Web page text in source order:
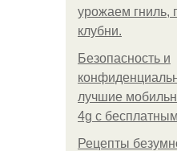
урожаем гниль,
клубни.
Безопасность и
лучшие
4g с
Рецепты